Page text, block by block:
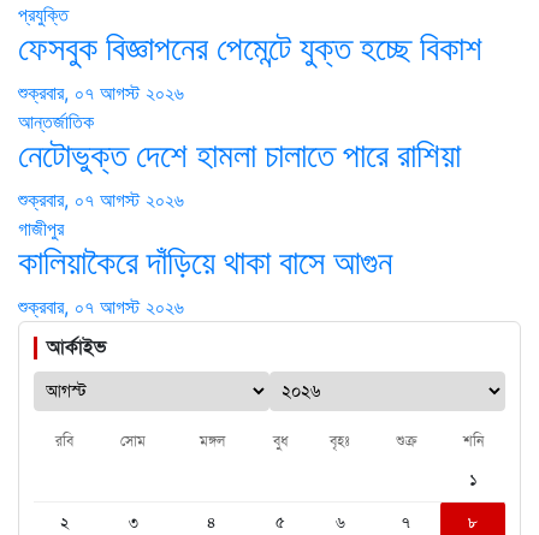
প্রযুক্তি
ফেসবুক বিজ্ঞাপনের পেমেন্টে যুক্ত হচ্ছে বিকাশ
শুক্রবার, ০৭ আগস্ট ২০২৬
আন্তর্জাতিক
নেটোভুক্ত দেশে হামলা চালাতে পারে রাশিয়া
শুক্রবার, ০৭ আগস্ট ২০২৬
গাজীপুর
কালিয়াকৈরে দাঁড়িয়ে থাকা বাসে আগুন
শুক্রবার, ০৭ আগস্ট ২০২৬
আর্কাইভ
রবি সোম মঙ্গল বুধ বৃহঃ শুক্র শনি
১
২
৩ ৪ ৫ ৬ ৭ ৮